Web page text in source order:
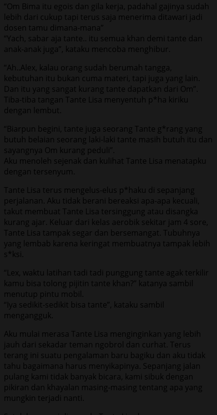
“Om Bima itu egois dan gila kerja, padahal gajinya sudah
lebih dari cukup tapi terus saja menerima ditawari jadi
dosen tamu dimana-mana”
“Yach, sabar aja tante.. itu semua khan demi tante dan
anak-anak juga”, kataku mencoba menghibur.
“Ah..Alex, kalau orang sudah berumah tangga,
kebutuhan itu bukan cuma materi, tapi juga yang lain.
Dan itu yang sangat kurang tante dapatkan dari Om”.
Tiba-tiba tangan Tante Lisa menyentuh p*ha kiriku
dengan lembut.
“Biarpun begini, tante juga seorang Tante g*rang yang
butuh belaian seorang laki-laki tante masih butuh itu dan
sayangnya Om kurang peduli”.
Aku menoleh sejenak dan kulihat Tante Lisa menatapku
dengan tersenyum.
Tante Lisa terus mengelus-elus p*haku di sepanjang
perjalanan. Aku tidak berani bereaksi apa-apa kecuali,
takut membuat Tante Lisa tersinggung atau disangka
kurang ajar. Keluar dari kelas aerobik sekitar jam 4 sore,
Tante Lisa tampak segar dan bersemangat. Tubuhnya
yang lembab karena keringat membuatnya tampak lebih
s*ksi.
“Lex, waktu latihan tadi tadi punggung tante agak terkilir
kamu bisa tolong pijitin tante khan?” katanya sambil
menutup pintu mobil.
“Iya sedikit-sedikit bisa tante”, kataku sambil
mengangguk.
Aku mulai merasa Tante Lisa menginginkan yang lebih
jauh dari sekadar teman ngobrol dan curhat. Terus
terang ini suatu pengalaman baru bagiku dan aku tidak
tahu bagaimana harus menyikapinya. Sepanjang jalan
pulang kami tidak banyak bicara, kami sibuk dengan
pikiran dan khayalan masing-masing tentang apa yang
mungkin terjadi nanti.